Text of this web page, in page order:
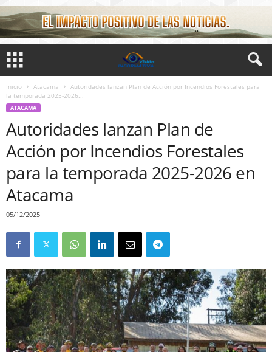
Inicio Atacama
Autoridades lanzan Plan de Acción por Incendios Forestales para
la temporada 2025-2026...
ATACAMA
Autoridades lanzan Plan de
Acción por Incendios Forestales
para la temporada 2025-2026 en
Atacama
05/12/2025